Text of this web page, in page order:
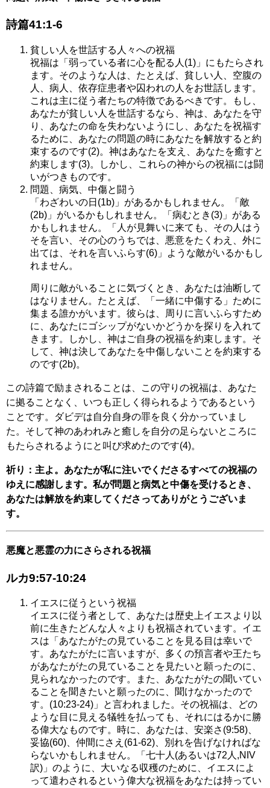
詩篇41:1-6
貧しい人を世話する人々への祝福
祝福は「弱っている者に心を配る人(1)」にもたらされ
ます。そのような人は、たとえば、貧しい人、空腹の
人、病人、依存症患者や囚われの人をお世話します。
これは主に従う者たちの特徴であるべきです。もし、
あなたが貧しい人を世話するなら、神は、あなたを守
り、あなたの命を失わないようにし、あなたを祝福す
るために、あなたの問題の時にあなたを解放すると約
束するのです(2)。神はあなたを支え、あなたを癒すと
約束します(3)。しかし、これらの神からの祝福には闘
いがつきものです。
問題、病気、中傷と闘う
「わざわいの日(1b)」があるかもしれません。「敵
(2b)」がいるかもしれません。「病むとき(3)」がある
かもしれません。「人が見舞いに来ても、その人はう
そを言い、その心のうちでは、悪意をたくわえ、外に
出ては、それを言いふらす(6)」ような敵がいるかもし
れません。
周りに敵がいることに気づくとき、あなたは油断して
はなりません。たとえば、「一緒に中傷する」ために
集まる誰かがいます。彼らは、周りに言いふらすため
に、あなたにゴシップがないかどうかを探りを入れて
きます。しかし、神はご自身の祝福を約束します。そ
して、神は決してあなたを中傷しないことを約束する
のです(2b)。
この詩篇で励まされることは、この守りの祝福は、あなた
に拠ることなく、いつも正しく得られるようであるという
ことです。ダビデは自分自身の罪を良く分かっていまし
た。そして神のあわれみと癒しを自分の足らないところに
もたらされるようにと叫び求めたのです(4)。
祈り：主よ。あなたが私に注いでくださるすべての祝福の
ゆえに感謝します。私が問題と病気と中傷を受けるとき、
あなたは解放を約束してくださってありがとうございま
す。
悪魔と悪霊の力にさらされる祝福
ルカ9:57-10:24
イエスに従うという祝福
イエスに従う者として、あなたは歴史上イエスより以
前に生きたどんな人々よりも祝福されています。イエ
スは「あなたがたの見ていることを見る目は幸いで
す。あなたがたに言いますが、多くの預言者や王たち
があなたがたの見ていることを見たいと願ったのに、
見られなかったのです。また、あなたがたの聞いてい
ることを聞きたいと願ったのに、聞けなかったので
す。(10:23-24)」と言われました。その祝福は、どの
ような目に見える犠牲を払っても、それにはるかに勝
る偉大なものです。時に、あなたは、安楽さ(9:58)、
妥協(60)、仲間にさえ(61-62)、別れを告げなければな
らないかもしれません。「七十人(あるいは72人,NIV
訳)」のように、大いなる収穫のために、イエスによ
って遣わされるという偉大な祝福をあなたは持ってい